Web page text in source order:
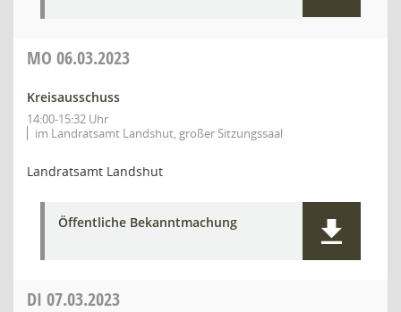
MO 06.03.2023
Kreisausschuss
14:00-15:32 Uhr
im Landratsamt Landshut, großer Sitzungssaal
Landratsamt Landshut
Öffentliche Bekanntmachung
DI 07.03.2023